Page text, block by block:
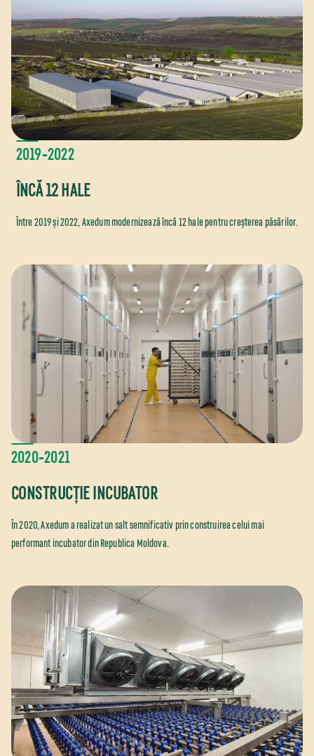
2019‑2022
ÎNCĂ 12 HALE
Între 2019 și 2022, Axedum modernizează încă 12 hale pentru creșterea păsărilor.
2020‑2021
CONSTRUCȚIE INCUBATOR
În 2020, Axedum a realizat un salt semnificativ prin construirea celui mai
performant incubator din Republica Moldova.